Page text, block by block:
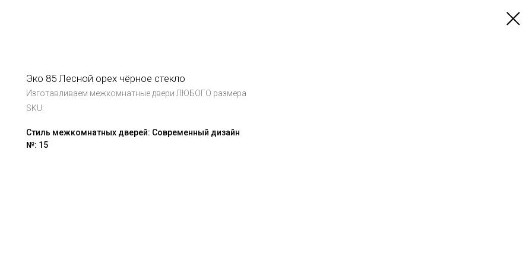
Эко 85 Лесной орех чёрное стекло
Изготавливаем межкомнатные двери ЛЮБОГО размера
SKU:
Стиль межкомнатных дверей: Современный дизайн
№: 15